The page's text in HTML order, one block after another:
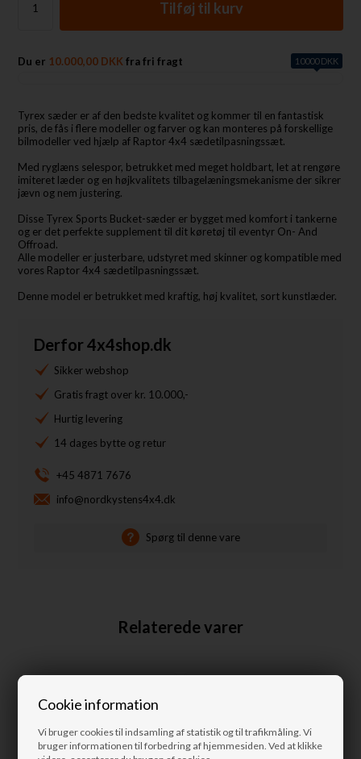
Cookie information
Vi bruger cookies til indsamling af statistik og til trafikmåling. Vi
bruger informationen til forbedring af hjemmesiden. Ved at klikke
Du er 10.000,00 DKK fra fri fragt 10000 DKK
Tyrex sæder er af den bedste kvalitet og kommer til en fantastisk
pris, de fås i flere modeller og farver og kan monteres på forskellige
bilmodeller ved hjælp af Raptor 4x4 sædetilpasningssæt.
Med ryglæns selespor, betrukket med meget holdbart, let at rengøre
imiteret læder og en højkvalitets tilbagelæningsmekanisme der sikrer
jævn og nem justering.
Disse Tyrex Sports Bucket-sæder er bygget med komfort i tankerne
og er det perfekte supplement til dit køretøj til eventyr On- And
Offroad.
Alle modeller er justerbare, udstyret med skinner og kompatible med
vores Raptor 4x4 sædetilpasningssæt.
Denne model er betrukket med kraftig, høj kvalitet, sort kunstlæder.
Derfor 4x4shop.dk
Sikker webshop
Gratis fragt over kr. 10.000,-
Hurtig levering
14 dages bytte og retur
+45 4871 7676
info@nordkystens4x4.dk
Spørg til denne vare
Relaterede varer